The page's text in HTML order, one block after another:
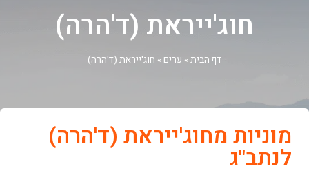
חוג'ייראת (ד'הרה)
דף הבית» ערים » חוג'ייראת (ד'הרה)
מוניות מחוג'ייראת (ד'הרה)
לנתב"ג